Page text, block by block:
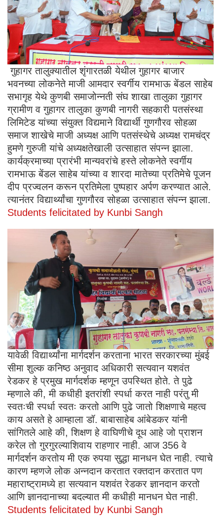
गुहागर तालुक्यातील शृंगारतळी येथील गुहागर बाजार
भवनच्या लोकनेते माजी आमदार स्वर्गीय रामभाऊ बेंडल साहेब
सभागृह येथे कुणबी समाजोन्नती संघ शाखा तालुका गुहागर
ग्रामीण व गुहागर तालुका कुणबी नागरी सहकारी पतसंस्था
लिमिटेड यांच्या संयुक्त विद्यमाने विद्यार्थी गुणगौरव सोहळा
समाज शाखेचे माजी अध्यक्ष आणि पतसंस्थेचे अध्यक्ष रामचंद्र
हुमणे गुरुजी यांचे अध्यक्षतेखाली उत्साहात संपन्न झाला.
कार्यक्रमाच्या प्रारंभी मान्यवरांचे हस्ते लोकनेते स्वर्गीय
रामभाऊ बेंडल साहेब यांच्या व शारदा मातेच्या प्रतिमेचे पूजन
दीप प्रज्वलन करून प्रतिमेला पुष्पहार अर्पण करण्यात आले.
त्यानंतर विद्यार्थ्यांचा गुणगौरव सोहळा उत्साहात संपन्न झाला.
Students felicitated by Kunbi Sangh
यावेळी विद्यार्थ्यांना मार्गदर्शन करताना भारत सरकारच्या मुंबई
सीमा शुल्क कनिष्ठ अनुवाद अधिकारी सत्यवान यशवंत
रेडकर हे प्रमुख मार्गदर्शक म्हणून उपस्थित होते. ते पुढे
म्हणाले की, मी कधीही इतरांशी स्पर्धा करत नाही परंतु मी
स्वतःची स्पर्धा स्वतः करतो आणि पुढे जातो शिक्षणाचे महत्व
काय असते हे आम्हाला डॉ. बाबासाहेब आंबेडकर यांनी
सांगितले आहे की, शिक्षण हे वाघिणीचे दूध आहे जो प्राशन
करेल तो गुरगुरल्याशिवाय राहणार नाही. आज 356 वे
मार्गदर्शन करतोय मी एक रुपया सुद्धा मानधन घेत नाही. त्याचे
कारण म्हणजे लोक अन्नदान करतात रक्तदान करतात पण
महाराष्ट्रामध्ये हा सत्यवान यशवंत रेडकर ज्ञानदान करतो
आणि ज्ञानदानाच्या बदल्यात मी कधीही मानधन घेत नाही.
Students felicitated by Kunbi Sangh